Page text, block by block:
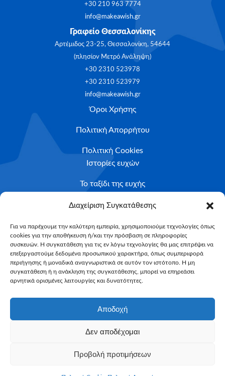
Διαχείριση Συγκατάθεσης
Για να παρέχουμε την καλύτερη εμπειρία, χρησιμοποιούμε τεχνολογίες όπως
cookies για την αποθήκευση ή/και την πρόσβαση σε πληροφορίες
συσκευών. Η συγκατάθεση για τις εν λόγω τεχνολογίες θα μας επιτρέψει να
επεξεργαστούμε δεδομένα προσωπικού χαρακτήρα, όπως συμπεριφορά
περιήγησης ή μοναδικά αναγνωριστικά σε αυτόν τον ιστότοπο. Η μη
συγκατάθεση ή η ανάκληση της συγκατάθεσης, μπορεί να επηρεάσει
αρνητικά ορισμένες λειτουργίες και δυνατότητες.
Αποδοχή
Δεν αποδέχομαι
Προβολή προτιμήσεων
+30 210 963 7774
info@makeawish.gr
Γραφείο Θεσσαλονίκης
Αρτέμιδος 23-25, Θεσσαλονίκη, 54644
(πλησίον Μετρό Ανάληψη)
+30 2310 523978
+30 2310 523979
info@makeawish.gr
Όροι Χρήσης
Πολιτική Απορρήτου
Πολιτική Cookies
Ιστορίες ευχών
Το ταξίδι της ευχής
Κριτήρια Καταλληλότητας
Υποβολή Αιτήματος
NEWSLETTER
Email*
All Rights Reserved